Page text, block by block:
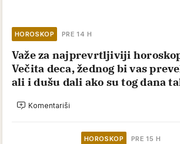
HOROSKOP PRE 14 H
Važe za najprevrtljiviji
Večita deca, žednog bi vas
ali i dušu dali ako su tog dana
Komentariši
HOROSKOP PRE 15 H